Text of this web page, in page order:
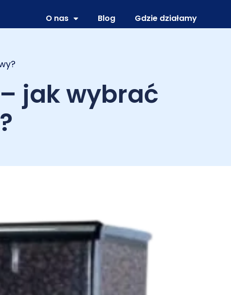
O nas Blog Gdzie działamy
jak wybrać